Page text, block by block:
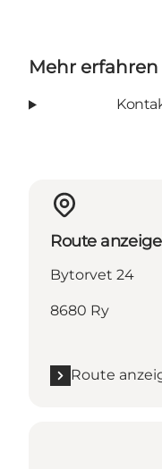
Mehr erfahren
Route
Bytorvet 24
8680 Ry
Route